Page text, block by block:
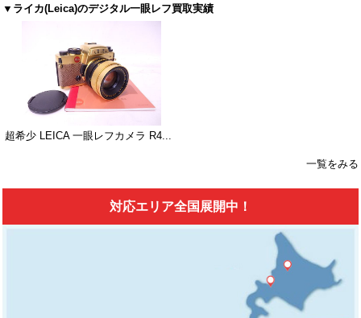
▼ライカ(Leica)のデジタル一眼レフ買取実績
超希少 LEICA 一眼レフカメラ R4...
一覧をみる
対応エリア全国展開中！